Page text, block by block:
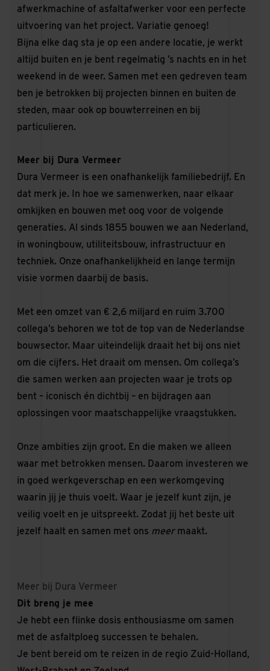
afwerkmachine of asfaltafwerker voor een perfecte
uitvoering van het project. Variatie genoeg!
Bijna elke dag sta je op een andere locatie, je werkt
altijd buiten en je bent regelmatig ’s nachts en in het
weekend in de weer. Samen met een gedreven team
ben je betrokken bij projecten binnen en buiten de
steden, maar ook op bouwterreinen en bij
particulieren.
Meer bij Dura Vermeer
Dura Vermeer is een onafhankelijk familiebedrijf. En
dat merk je. In hoe we samenwerken, naar elkaar
omkijken en bouwen met oog voor de volgende
generaties. Al sinds 1855 bouwen we aan Nederland,
in woningbouw, utiliteitsbouw, infrastructuur en
techniek. Onze onafhankelijkheid en lange termijn
visie vormen daarbij de basis.
Met een omzet van € 2,6 miljard en ruim 3.700
collega’s behoren we tot de top van de Nederlandse
bouwsector. Maar uiteindelijk draait het bij ons niet
om die cijfers. Het draait om mensen. Om collega’s
die samen werken aan projecten waar je trots op
bent – iconisch én dichtbij – en bijdragen aan
oplossingen voor maatschappelijke vraagstukken.
Onze ambities zijn groot. En die maken we alleen
waar met betrokken mensen. Daarom investeren we
in goed werkgeverschap en een werkomgeving
waarin jij je thuis voelt. Waar je jezelf kunt zijn, je
veilig voelt en je uitspreekt. Zodat jij het beste uit
jezelf haalt en samen met ons meermaakt.
Meer bij Dura Vermeer
Dit breng je mee
Je hebt een flinke dosis enthousiasme om samen
met de asfaltploeg successen te behalen.
Je bent bereid om te reizen in de regio Zuid-Holland,